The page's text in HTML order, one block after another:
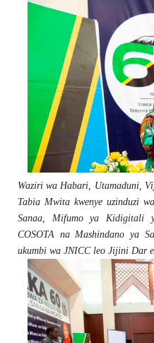
Waziri wa Habari, Utamaduni,
Tabia Mwita kwenye uzinduzi
Sanaa, Mifumo ya Kidigitali
COSOTA na Mashindano ya
ukumbi wa JNICC leo Jijini Dar